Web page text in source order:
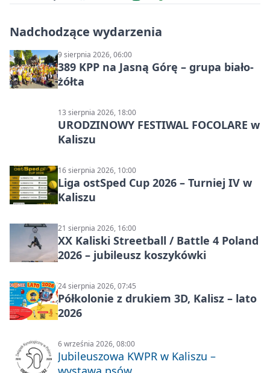
Nadchodzące wydarzenia
9 sierpnia 2026, 06:00
389 KPP na Jasną Górę – grupa biało-
żółta
13 sierpnia 2026, 18:00
URODZINOWY FESTIWAL FOCOLARE w
Kaliszu
16 sierpnia 2026, 10:00
Liga ostSped Cup 2026 – Turniej IV w
Kaliszu
21 sierpnia 2026, 16:00
XX Kaliski Streetball / Battle 4 Poland
2026 – jubileusz koszykówki
24 sierpnia 2026, 07:45
Półkolonie z drukiem 3D, Kalisz – lato
2026
6 września 2026, 08:00
Jubileuszowa KWPR w Kaliszu –